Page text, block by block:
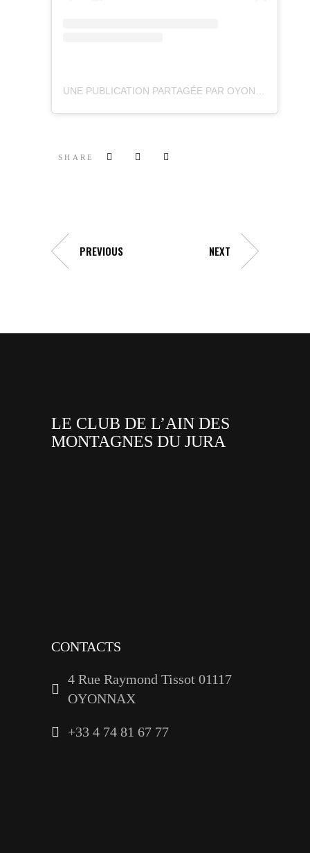
SHARE
PREVIOUS NEXT
LE CLUB DE L’AIN DES
MONTAGNES DU JURA
CONTACTS
4 Rue Raymond Tissot 01117
OYONNAX
+33 4 74 81 67 77